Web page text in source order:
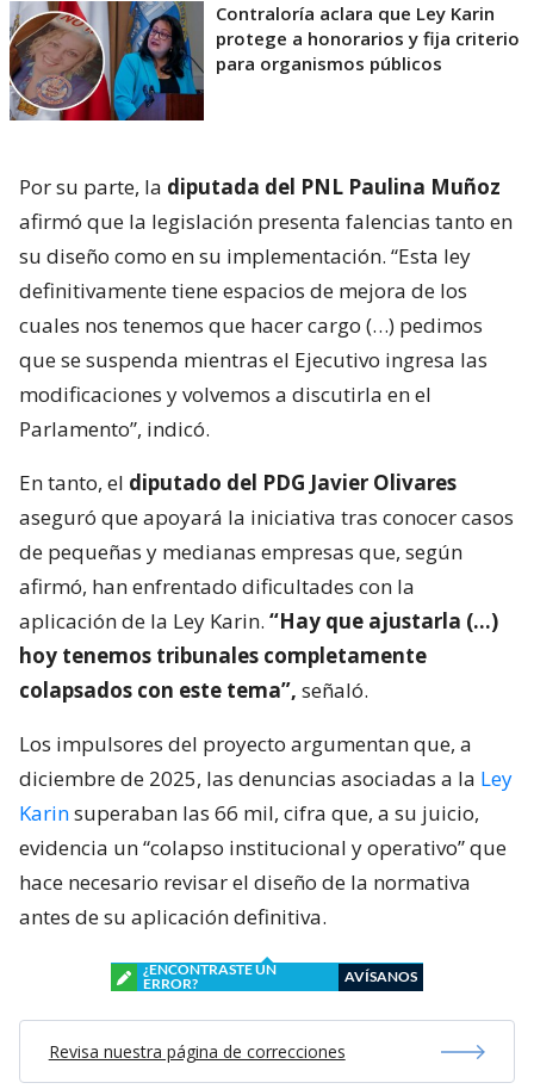
Contraloría aclara que Ley Karin
protege a honorarios y fija criterio
para organismos públicos
Por su parte, la diputada del PNL Paulina Muñoz
afirmó que la legislación presenta falencias tanto en
su diseño como en su implementación. “Esta ley
definitivamente tiene espacios de mejora de los
cuales nos tenemos que hacer cargo (…) pedimos
que se suspenda mientras el Ejecutivo ingresa las
modificaciones y volvemos a discutirla en el
Parlamento”, indicó.
En tanto, el diputado del PDG Javier Olivares
aseguró que apoyará la iniciativa tras conocer casos
de pequeñas y medianas empresas que, según
afirmó, han enfrentado dificultades con la
aplicación de la Ley Karin. “Hay que ajustarla (…)
hoy tenemos tribunales completamente
colapsados con este tema”, señaló.
Los impulsores del proyecto argumentan que, a
diciembre de 2025, las denuncias asociadas a la Ley
Karinsuperaban las 66 mil, cifra que, a su juicio,
evidencia un “colapso institucional y operativo” que
hace necesario revisar el diseño de la normativa
antes de su aplicación definitiva.
¿ENCONTRASTE UN
ERROR?
AVÍSANOS
Revisa nuestra página de correcciones